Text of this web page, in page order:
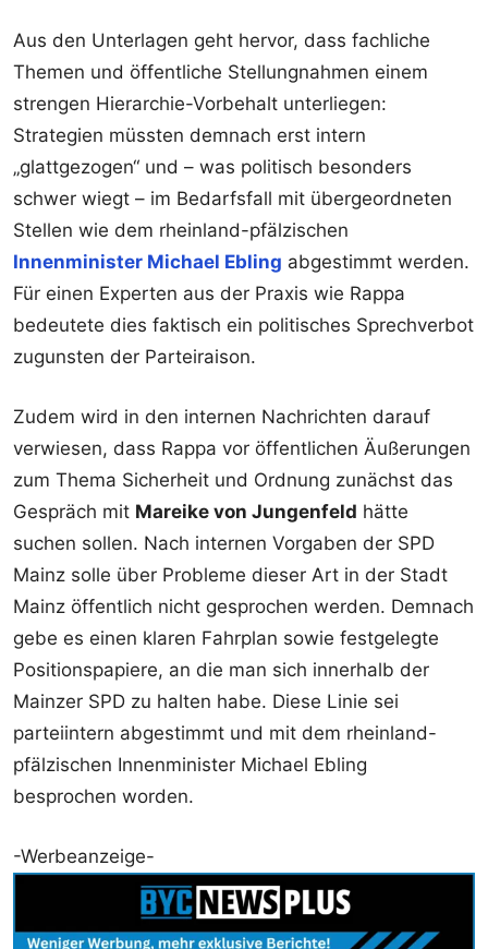
Aus den Unterlagen geht hervor, dass fachliche
Themen und öffentliche Stellungnahmen einem
strengen Hierarchie-Vorbehalt unterliegen:
Strategien müssten demnach erst intern
„glattgezogen“ und – was politisch besonders
schwer wiegt – im Bedarfsfall mit übergeordneten
Stellen wie dem rheinland-pfälzischen
Innenminister Michael Ebling abgestimmt werden.
Für einen Experten aus der Praxis wie Rappa
bedeutete dies faktisch ein politisches Sprechverbot
zugunsten der Parteiraison.
Zudem wird in den internen Nachrichten darauf
verwiesen, dass Rappa vor öffentlichen Äußerungen
zum Thema Sicherheit und Ordnung zunächst das
Gespräch mit Mareike von Jungenfeld hätte
suchen sollen. Nach internen Vorgaben der SPD
Mainz solle über Probleme dieser Art in der Stadt
Mainz öffentlich nicht gesprochen werden. Demnach
gebe es einen klaren Fahrplan sowie festgelegte
Positionspapiere, an die man sich innerhalb der
Mainzer SPD zu halten habe. Diese Linie sei
parteiintern abgestimmt und mit dem rheinland-
pfälzischen Innenminister Michael Ebling
besprochen worden.
-Werbeanzeige-